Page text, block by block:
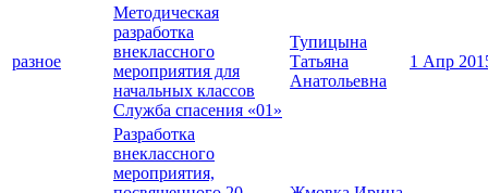
разное
Методическая
разработка
внеклассного
мероприятия для
начальных классов
Служба спасения «01»
Тупицына
Татьяна
Анатольевна
1 Апр
Разработка
внеклассного
мероприятия,